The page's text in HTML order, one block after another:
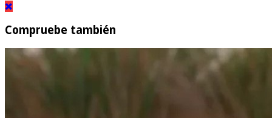
Compruebe también